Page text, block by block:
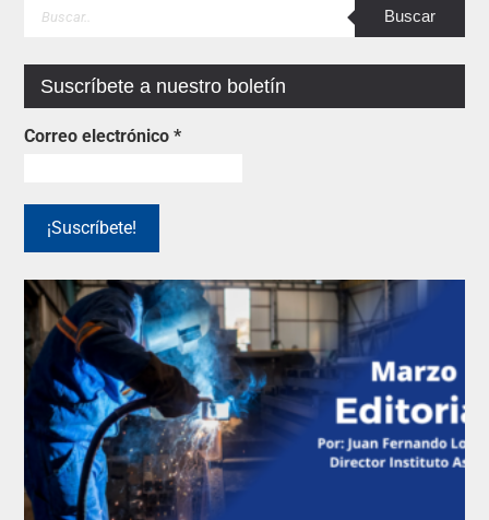
Suscríbete a nuestro boletín
Correo electrónico*